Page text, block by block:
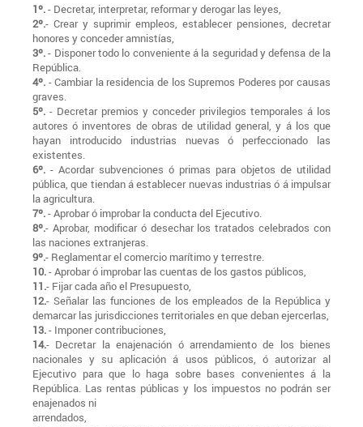
1º.- Decretar, interpretar, reformar y derogar las leyes,
2º.- Crear y suprimir empleos, establecer pensiones, decretar
honores y conceder amnistías,
3º.- Disponer todo lo conveniente á la seguridad y defensa de la
República.
4º. - Cambiar la residencia de los Supremos Poderes por causas
graves.
5º. - Decretar premios y conceder privilegios temporales á los
autores ó inventores de obras de utilidad general, y á los que
hayan introducido industrias nuevas ó perfeccionado las
existentes.
6º. - Acordar subvenciones ó primas para objetos de utilidad
pública, que tiendan á establecer nuevas industrias ó á impulsar
la agricultura.
7º.- Aprobar ó improbar la conducta del Ejecutivo.
8º.- Aprobar, modificar ó desechar los tratados celebrados con
las naciones extranjeras.
9º.- Reglamentar el comercio marítimo y terrestre.
10.- Aprobar ó improbar las cuentas de los gastos públicos,
11.- Fijar cada año el Presupuesto,
12.- Señalar las funciones de los empleados de la República y
demarcar las jurisdicciones territoriales en que deban ejercerlas,
13.- Imponer contribuciones,
14.- Decretar la enajenación ó arrendamiento de los bienes
nacionales y su aplicación á usos públicos, ó autorizar al
Ejecutivo para que lo haga sobre bases convenientes á la
República. Las rentas públicas y los impuestos no podrán ser
enajenados ni
arrendados,